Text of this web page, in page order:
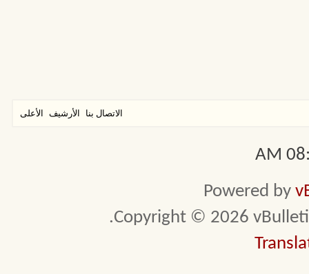
الاتصال بنا الأرشيف الأعلى
Powered by
Copyright © 2026